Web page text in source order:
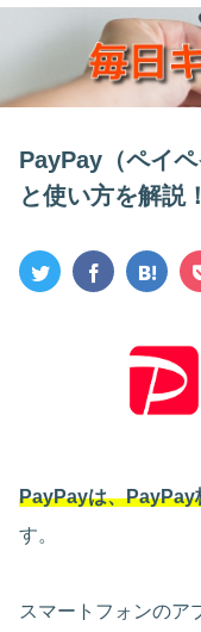
PayPay（ペイ
と使い方を解説！
PayPayは、PayPay
す。
スマートフォンのア